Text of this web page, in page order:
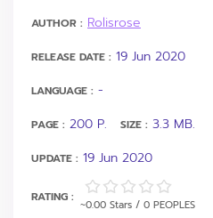
AUTHOR : Rolisrose
RELEASE DATE : 19 Jun 2020
LANGUAGE : -
PAGE : 200 P. SIZE : 3.3 MB.
UPDATE : 19 Jun 2020
RATING :
~0.00 Stars / 0 PEOPLES